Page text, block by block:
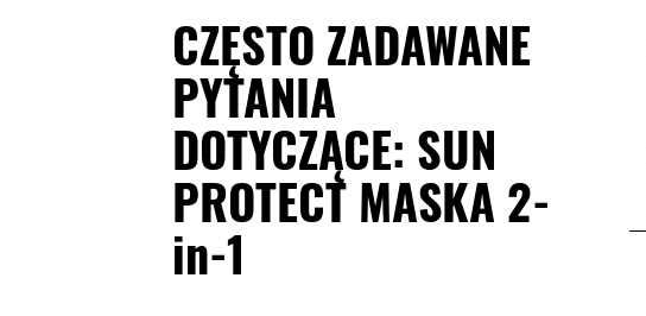
CZĘSTO ZADAWANE
PYTANIA
DOTYCZĄCE: SUN
PROTECT MASKA 2-
in-1